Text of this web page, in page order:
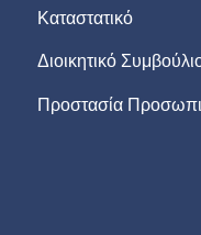
Καταστατικό
Διοικητικό
Προστασία